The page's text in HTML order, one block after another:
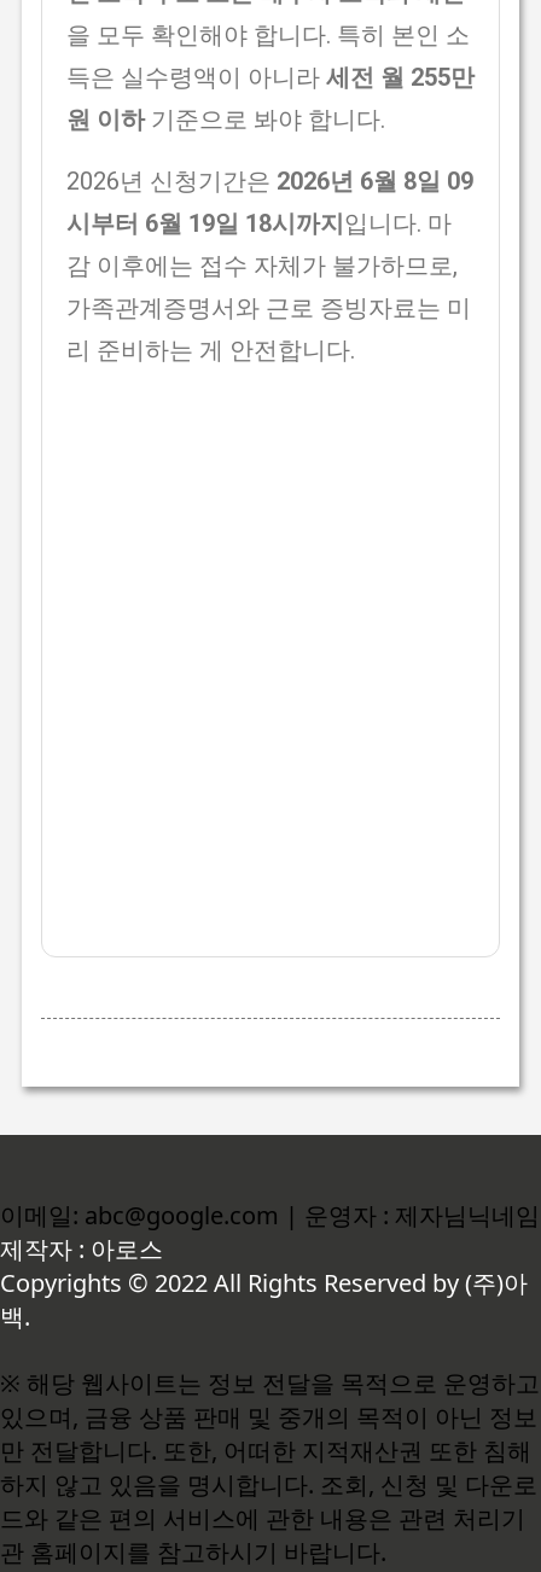
을 모두 확인해야 합니다. 특히 본인 소
득은 실수령액이 아니라 세전 월 255만
원 이하기준으로 봐야 합니다.
2026년 신청기간은 2026년 6월 8일 09
시부터 6월 19일 18시까지입니다. 마
감 이후에는 접수 자체가 불가하므로,
가족관계증명서와 근로 증빙자료는 미
리 준비하는 게 안전합니다.
이메일: abc@google.com | 운영자 : 제자님닉네임
제작자 : 아로스
Copyrights © 2022 All Rights Reserved by (주)아
백.
※ 해당 웹사이트는 정보 전달을 목적으로 운영하고
있으며, 금융 상품 판매 및 중개의 목적이 아닌 정보
만 전달합니다. 또한, 어떠한 지적재산권 또한 침해
하지 않고 있음을 명시합니다. 조회, 신청 및 다운로
드와 같은 편의 서비스에 관한 내용은 관련 처리기
관 홈페이지를 참고하시기 바랍니다.